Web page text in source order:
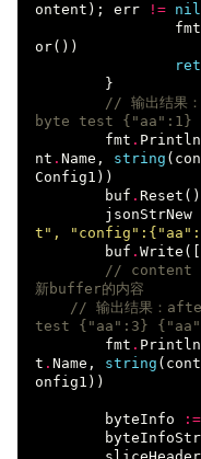
ontent ); err != nil
fmt
or())
}
// 输出结
byte test {"aa":1}
fmt . Println
nt . Name , string (
Config1 ))
buf . Reset ()
jsonStrNew
t",
buf . Write ([]
// content 没
新buffer的内容
// 输出结果：
test {"aa":3}
fmt . Println
t . Name , string (
onfig1 ))
byteInfo :=
byteInfoStr